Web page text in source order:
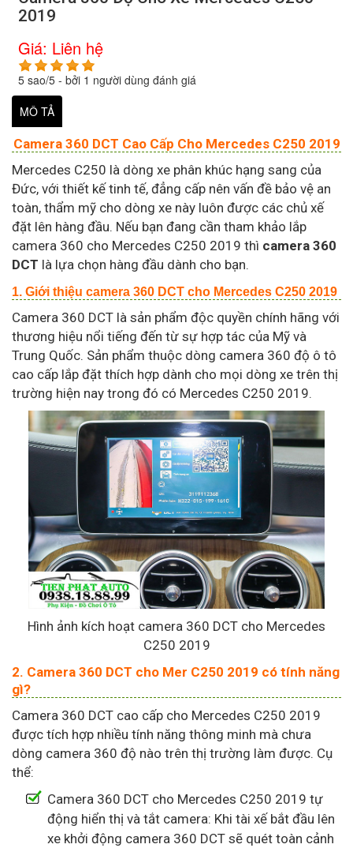
2019
Giá: Liên hệ
5 sao/5 - bởi 1 người dùng đánh giá
MÔ TẢ
Camera 360 DCT Cao Cấp Cho Mercedes C250 2019
Mercedes C250 là dòng xe phân khúc hạng sang của
Đức, với thiết kế tinh tế, đẳng cấp nên vấn đề bảo vệ an
toàn, thẩm mỹ cho dòng xe này luôn được các chủ xế
đặt lên hàng đầu. Nếu bạn đang cần tham khảo lắp
camera 360 cho Mercedes C250 2019 thì camera 360
DCT là lựa chọn hàng đầu dành cho bạn.
1. Giới thiệu camera 360 DCT cho Mercedes C250 2019
Camera 360 DCT là sản phẩm độc quyền chính hãng với
thương hiệu nổi tiếng đến từ sự hợp tác của Mỹ và
Trung Quốc. Sản phẩm thuộc dòng camera 360 độ ô tô
cao cấp lắp đặt thích hợp dành cho mọi dòng xe trên thị
trường hiện nay trong đó có Mercedes C250 2019.
Hình ảnh kích hoạt camera 360 DCT cho Mercedes
C250 2019
2. Camera 360 DCT cho Mer C250 2019 có tính năng
gì?
Camera 360 DCT cao cấp cho Mercedes C250 2019
được tích hợp nhiều tính năng thông minh mà chưa
dòng camera 360 độ nào trên thị trường làm được. Cụ
thể:
Camera 360 DCT cho Mercedes C250 2019 tự
động hiển thị và tắt camera: Khi tài xế bắt đầu lên
xe khởi động camera 360 DCT sẽ quét toàn cảnh